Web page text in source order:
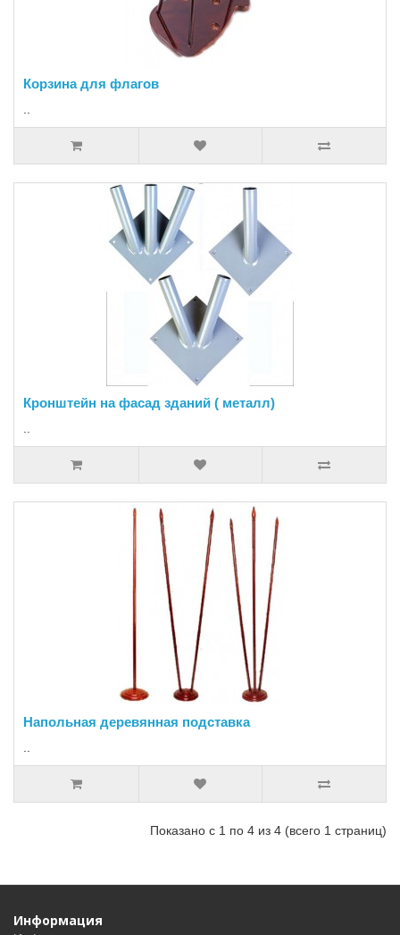
Корзина для флагов
Кронштейн на фасад зданий ( металл)
Напольная деревянная подставка
Показано с 1 по 4 из 4 (всего 1 страниц)
Информация